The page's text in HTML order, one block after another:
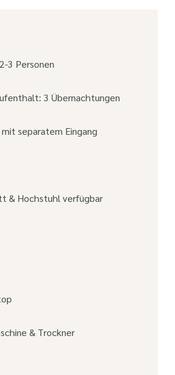
3 Personen
3 Übernachtungen
separatem Eingang
& Hochstuhl verfügbar
& Trockner